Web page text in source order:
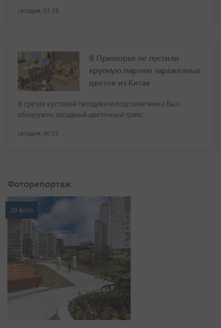
сегодня, 01:28
В Приморье не пустили
крупную партию зараженных
цветов из Китая
В срезах кустовой гвоздики и подсолнечника был
обнаружен западный цветочный трипс
сегодня, 00:25
Фоторепортаж
20 фото